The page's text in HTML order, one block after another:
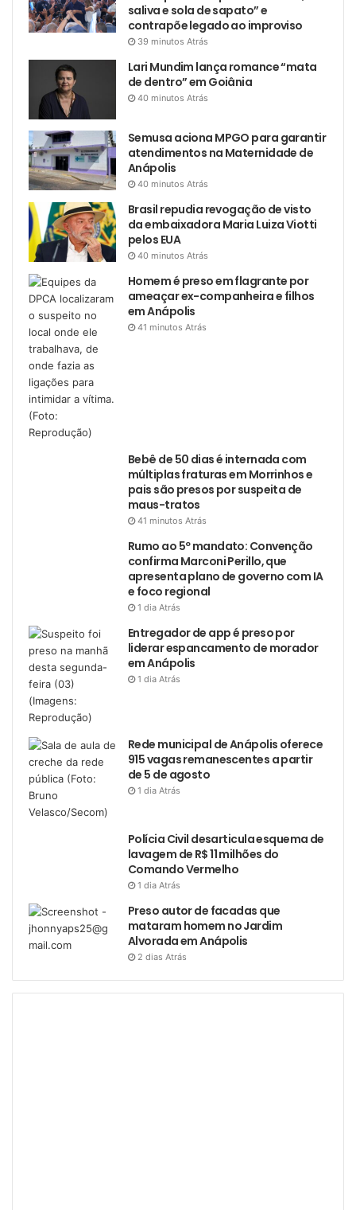
saliva e sola de sapato” e
contrapõe legado ao improviso
39 minutos Atrás
Lari Mundim lança romance “mata
de dentro” em Goiânia
40 minutos Atrás
Semusa aciona MPGO para garantir
atendimentos na Maternidade de
Anápolis
40 minutos Atrás
Brasil repudia revogação de visto
da embaixadora Maria Luiza Viotti
pelos EUA
40 minutos Atrás
Homem é preso em flagrante por
ameaçar ex-companheira e filhos
em Anápolis
41 minutos Atrás
Bebê de 50 dias é internada com
múltiplas fraturas em Morrinhos e
pais são presos por suspeita de
maus-tratos
41 minutos Atrás
Rumo ao 5º mandato: Convenção
confirma Marconi Perillo, que
apresenta plano de governo com IA
e foco regional
1 dia Atrás
Entregador de app é preso por
liderar espancamento de morador
em Anápolis
1 dia Atrás
Rede municipal de Anápolis oferece
915 vagas remanescentes a partir
de 5 de agosto
1 dia Atrás
Polícia Civil desarticula esquema de
lavagem de R$ 11 milhões do
Comando Vermelho
1 dia Atrás
Preso autor de facadas que
mataram homem no Jardim
Alvorada em Anápolis
2 dias Atrás